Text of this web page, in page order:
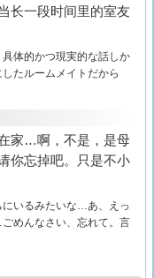
长一段时间里的室友
体的かつ現実的な話しか
たルームメイトだから
家…啊，不是，是母
你忘掉吧。只是不小
にいるみたいな…あ、えっ
めんなさい、忘れて。言